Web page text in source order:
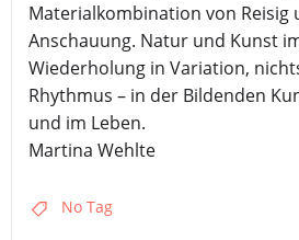
Materialkombination von Reisig
Anschauung. Natur und Kunst
Wiederholung in Variation,
Rhythmus – in der Bildenden
und im Leben.
Martina Wehlte
No Tag